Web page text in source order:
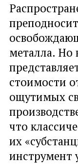
металла. Но
стоимости
ощутимых
что
их
инструмент